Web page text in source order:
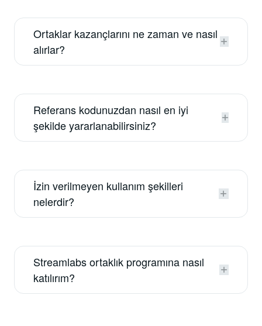
Ortaklar kazançlarını ne zaman ve nasıl
alırlar?
Referans kodunuzdan nasıl en iyi
şekilde yararlanabilirsiniz?
İzin verilmeyen kullanım şekilleri
nelerdir?
Streamlabs ortaklık programına nasıl
katılırım?